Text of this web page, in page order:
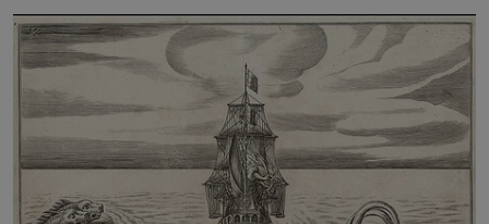
výslechů nikdo nevyvíjel fyzický ani psychický nátlak.
Syn brněnského řezníka chce být knězem a